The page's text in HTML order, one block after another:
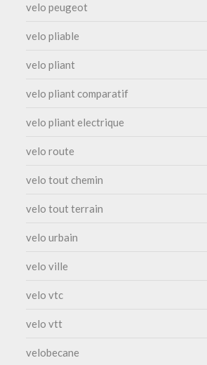
velo peugeot
velo pliable
velo pliant
velo pliant comparatif
velo pliant electrique
velo route
velo tout chemin
velo tout terrain
velo urbain
velo ville
velo vtc
velo vtt
velobecane